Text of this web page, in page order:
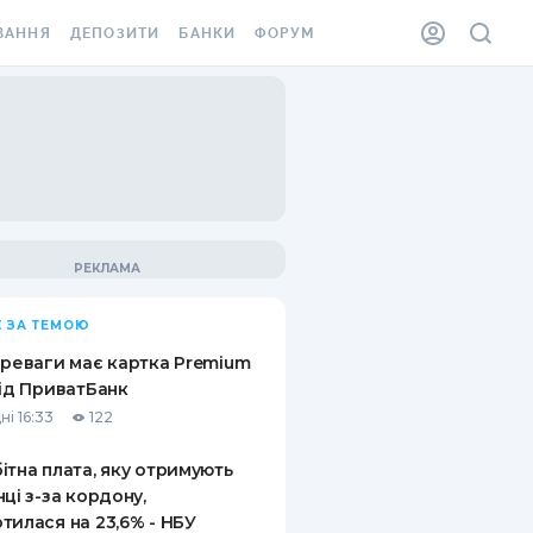
ВІНЬЄТКА
ВІД
ВИПАДКІВ
ДЕПОЗИТИ
ПИТАННЯ ТА ВІДПОВІДІ
ПУТІВНИКИ ПО
БАНКИ ФОРУМ
ЗА ТЕМОЮ
має картка Premium
ПриватБанк
16:33 122
плата, яку отримують
з-за кордону,
на 23,6% - НБУ